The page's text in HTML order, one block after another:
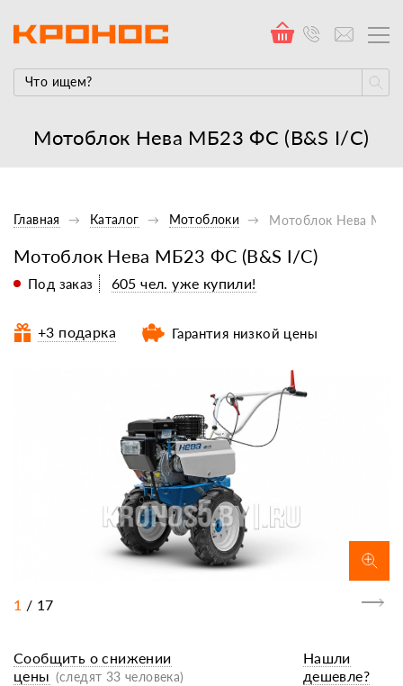
Мотоблок Нева МБ23 ФС (B&S I/C)
Главная Каталог Мотоблоки Мотоблок Нева
Мотоблок Нева МБ23 ФС (B&S I/C)
Под заказ 605 чел. уже купили!
+3 подарка Гарантия низкой цены
1 / 17
Сообщить о снижении
цены (следят 33 человека)
Нашли
дешевле?